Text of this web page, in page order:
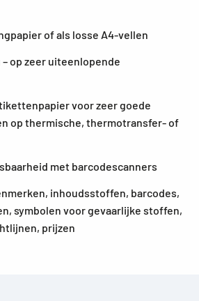
of als losse A4-vellen
op zeer uiteenlopende
voor zeer goede
op thermische, thermotransfer- of
met barcodescanners
inhoudsstoffen, barcodes,
symbolen voor gevaarlijke stoffen,
prijzen